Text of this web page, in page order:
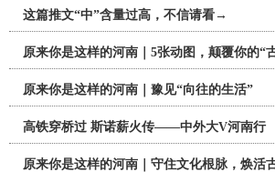
这篇推文“中”含量过高，不信请看→
原来你是这样的河南｜5张动图，颠覆你的“
原来你是这样的河南｜豫见“向往的生活”
高铁穿桥过 斯诺薪火传——中外大V河南行
原来你是这样的河南｜守住文化根脉，焕活